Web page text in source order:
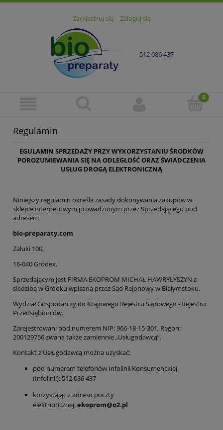
Zarejestruj się Zaloguj się
512 086 437
Regulamin
EGULAMIN SPRZEDAŻY PRZY WYKORZYSTANIU ŚRODKÓW
POROZUMIEWANIA SIĘ NA ODLEGŁOŚĆ ORAZ ŚWIADCZENIA
USŁUG DROGĄ ELEKTRONICZNĄ
Niniejszy regulamin określa zasady dokonywania zakupów w
sklepie internetowym prowadzonym przez Sprzedającego pod
adresem
bio-preparaty.com
Załuki 100,
16-040 Gródek.
Sprzedającym jest FIRMA EKOPROM MICHAŁ HAWRYŁYSZYN z
siedzibą w Gródku wpisaną przez Sąd Rejonowy w Białymstoku.
Wydział Gospodarczy do Krajowego Rejestru Sądowego - Rejestru
Przedsiębiorców.
Zarejestrowani pod numerem NIP: 966-18-15-301, Regon:
200129756 zwana także zamiennie „Usługodawcą”.
Kontakt z Usługodawcą można uzyskać:
pod numerem telefonów Infolinii Konsumenckiej
(Infolinii): 512 086 437
korzystając z adresu poczty
elektronicznej:ekoprom@o2.pl